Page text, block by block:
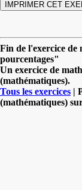
Fin de l'exercice
pourcentages"
Un exercice de
(mathématiques).
Tous les exercices |
(mathématiques)